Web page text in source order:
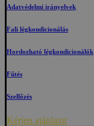
Adatvédelmi irányelvek
Fali légkondicionálás
Hordozható légkondicionálók
Fűtés
Szellőzés
Kérjen ajánlatot